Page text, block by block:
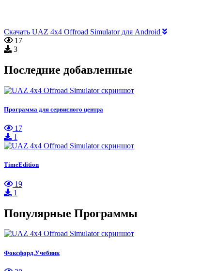
Скачать UAZ 4x4 Offroad Simulator для Android
17
3
Последние добавленные
Программа для сервисного центра
17
1
TimeEdition
19
1
Популярные Программы
Фоксфорд.Учебник